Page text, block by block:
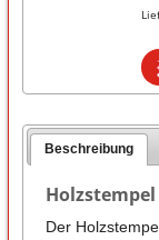
Beschreibung
Holzstempel
Der